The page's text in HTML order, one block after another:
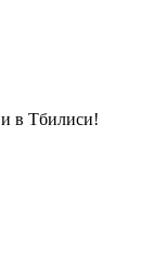
и в Тбилиси!